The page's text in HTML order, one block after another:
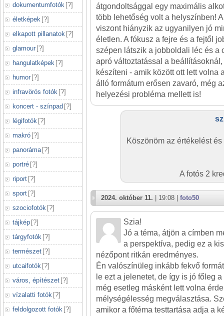
dokumentumfotók [?]
életképek [?]
elkapott pillanatok [?]
glamour [?]
hangulatképek [?]
humor [?]
infravörös fotók [?]
koncert - színpad [?]
légifotók [?]
makró [?]
panoráma [?]
portré [?]
riport [?]
sport [?]
szociofotók [?]
tájkép [?]
tárgyfotók [?]
természet [?]
utcaifotók [?]
város, építészet [?]
vízalatti fotók [?]
feldolgozott fotók [?]
átgondoltsággal egy maximális
több lehetőség volt a helyszínben!
viszont hiányzik az ugyanilyen jó
életlen. A fókusz a fejre és a fejtől
szépen látszik a jobboldali léc és a
apró változtatással a
készíteni - amik között ott lett volna
álló formátum erősen zavaró, még
helyezési probléma mellett is!
Köszönöm az értékelést
A fotós 2
2024. október 11. | 19:08 | foto50
Szia!
Jó a téma, átjön a címben
a perspektíva, pedig ez a
nézőpont ritkán eredményes.
Én valószínüleg inkább fekvő
le ezt a jelenetet, de így is jó főleg
még esetleg másként lett volna
mélységélesség megválasztása.
amikor a főtéma testtartása adja a